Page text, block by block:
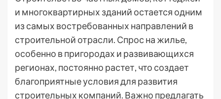
и многоквартирных зданий остается одним
из самых востребованных направлений в
строительной отрасли. Спрос на жилье,
особенно в пригородах и развивающихся
регионах, постоянно растет, что создает
благоприятные условия для развития
строительных компаний. Важно предлагать